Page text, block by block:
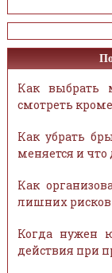
Как выбрать
смотреть
Как убрать
меняется и
Как
лишних рисков
Когда нужен
действия при